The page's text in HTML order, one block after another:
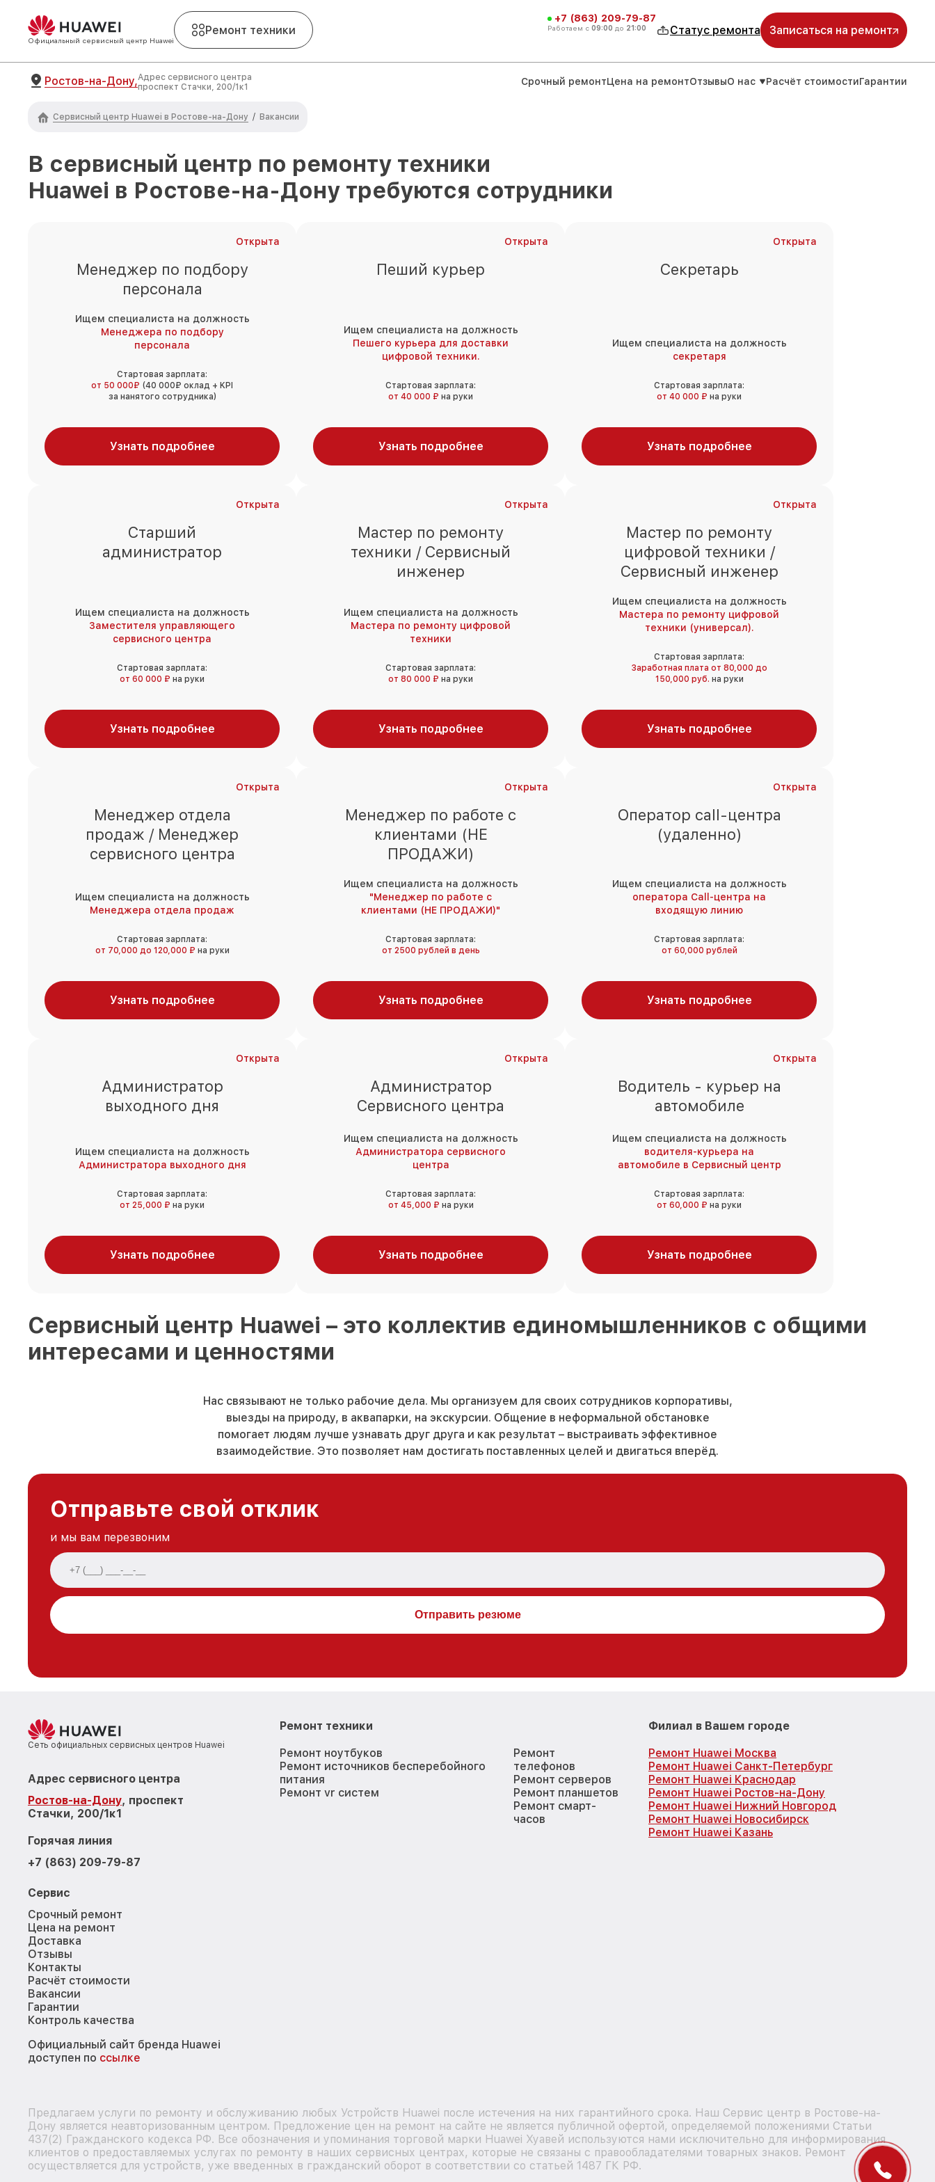
Официальный сервисный центр Huawei
Ремонт техники
+7 (863) 209-79-87
Работаем с 09:00 до 21:00 Статус ремонта Записаться на ремонт
Ростов-на-Дону,Адрес сервисного центра
проспект Стачки, 200/1к1
Срочный ремонтЦена на ремонтОтзывыО нас Расчёт стоимостиГарантии
Сервисный центр Huawei в Ростове-на-Дону / Вакансии
В сервисный центр по ремонту техники
Huawei в Ростове-на-Дону требуются сотрудники
Открыта
Менеджер по подбору
персонала
Ищем специалиста на должность
Менеджера по подбору
персонала
Стартовая зарплата:
от 50 000₽ (40 000₽ оклад + KPI
за нанятого сотрудника)
Узнать подробнее
Открыта
Пеший курьер
Ищем специалиста на должность
Пешего курьера для доставки
цифровой техники.
Стартовая зарплата:
от 40 000 ₽ на руки
Узнать подробнее
Открыта
Секретарь
Ищем специалиста на должность
секретаря
Стартовая зарплата:
от 40 000 ₽ на руки
Узнать подробнее
Открыта
Старший
администратор
Ищем специалиста на должность
Заместителя управляющего
сервисного центра
Стартовая зарплата:
от 60 000 ₽ на руки
Узнать подробнее
Открыта
Мастер по ремонту
техники / Сервисный
инженер
Ищем специалиста на должность
Мастера по ремонту цифровой
техники
Стартовая зарплата:
от 80 000 ₽ на руки
Узнать подробнее
Открыта
Мастер по ремонту
цифровой техники /
Сервисный инженер
Ищем специалиста на должность
Мастера по ремонту цифровой
техники (универсал).
Стартовая зарплата:
Заработная плата от 80,000 до
150,000 руб. на руки
Узнать подробнее
Открыта
Менеджер отдела
продаж / Менеджер
сервисного центра
Ищем специалиста на должность
Менеджера отдела продаж
Стартовая зарплата:
от 70,000 до 120,000 ₽ на руки
Узнать подробнее
Открыта
Менеджер по работе с
клиентами (НЕ
ПРОДАЖИ)
Ищем специалиста на должность
"Менеджер по работе с
клиентами (НЕ ПРОДАЖИ)"
Стартовая зарплата:
от 2500 рублей в день
Узнать подробнее
Открыта
Оператор call-центра
(удаленно)
Ищем специалиста на должность
оператора Call-центра на
входящую линию
Стартовая зарплата:
от 60,000 рублей
Узнать подробнее
Открыта
Администратор
выходного дня
Ищем специалиста на должность
Администратора выходного дня
Стартовая зарплата:
от 25,000 ₽ на руки
Узнать подробнее
Открыта
Администратор
Сервисного центра
Ищем специалиста на должность
Администратора сервисного
центра
Стартовая зарплата:
от 45,000 ₽ на руки
Узнать подробнее
Открыта
Водитель - курьер на
автомобиле
Ищем специалиста на должность
водителя-курьера на
автомобиле в Сервисный центр
Стартовая зарплата:
от 60,000 ₽ на руки
Узнать подробнее
Сервисный центр Huawei – это коллектив единомышленников с общими
интересами и ценностями
Нас связывают не только рабочие дела. Мы организуем для своих сотрудников корпоративы,
выезды на природу, в аквапарки, на экскурсии. Общение в неформальной обстановке
помогает людям лучше узнавать друг друга и как результат – выстраивать эффективное
взаимодействие. Это позволяет нам достигать поставленных целей и двигаться вперёд.
Отправьте свой отклик
и мы вам перезвоним
Сеть официальных сервисных центров Huawei
Адрес сервисного центра
Ростов-на-Дону, проспект
Стачки, 200/1к1
Горячая линия
+7 (863) 209-79-87
Сервис
Срочный ремонт
Цена на ремонт
Доставка
Отзывы
Контакты
Расчёт стоимости
Вакансии
Гарантии
Контроль качества
Официальный сайт бренда Huawei
доступен по ссылке
Ремонт техники
Ремонт ноутбуков
Ремонт источников бесперебойного
питания
Ремонт vr систем
Ремонт
телефонов
Ремонт серверов
Ремонт планшетов
Ремонт смарт-
часов
Филиал в Вашем городе
Ремонт Huawei Москва
Ремонт Huawei Санкт-Петербург
Ремонт Huawei Краснодар
Ремонт Huawei Ростов-на-Дону
Ремонт Huawei Нижний Новгород
Ремонт Huawei Новосибирск
Ремонт Huawei Казань
Предлагаем услуги по ремонту и обслуживанию любых Устройств Huawei после истечения на них гарантийного срока. Наш Сервис центр в Ростове-на-
Дону является неавторизованным центром. Предложение цен на ремонт на сайте не является публичной офертой, определяемой положениями Статьи
437(2) Гражданского кодекса РФ. Все обозначения и упоминания торговой марки Huawei Хуавей используются нами исключительно для информирования
клиентов о предоставляемых услугах по ремонту в наших сервисных центрах, которые не связаны с правообладателями товарных знаков. Ремонт
осуществляется для устройств, уже введенных в гражданский оборот в соответствии со статьей 1487 ГК РФ.